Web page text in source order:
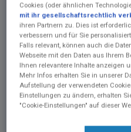
Cookies (oder ähnlichen
mit ihr gesellschaftsrechtlich
ihren Partnern zu. Dies ist
verbessern und für Sie
Falls relevant, können auch die
Webseite mit den Daten aus Ihrem
Ihnen relevantere Inhalte anzeigen
Mehr Infos erhalten Sie in unserer
Aufstellung der verwendeten
Einstellungen zu ändern, erhalten
"Cookie-Einstellungen" auf dieser